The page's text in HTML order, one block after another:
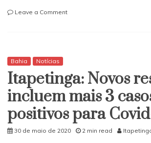
Leave a Commenton
encontrada
com
motorista
de
aplicativo
Bahia Notícias
Itapetinga: Novos
incluem mais 3
positivos para
30 de maio de 2020 2 min read